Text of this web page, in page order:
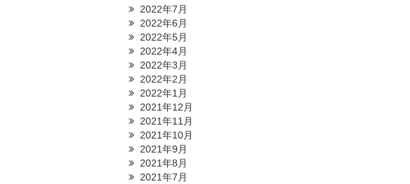
2022年7月
2022年6月
2022年5月
2022年4月
2022年3月
2022年2月
2022年1月
2021年12月
2021年11月
2021年10月
2021年9月
2021年8月
2021年7月